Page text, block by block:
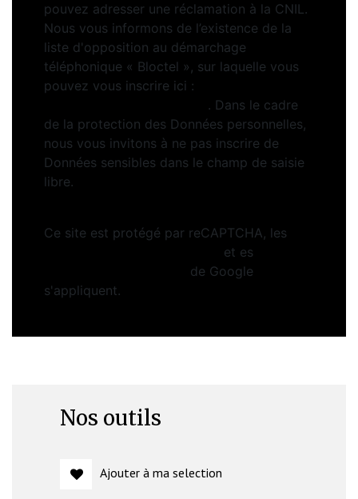
pouvez adresser une réclamation à la CNIL.
Nous vous informons de l’existence de la
liste d'opposition au démarchage
téléphonique « Bloctel », sur laquelle vous
pouvez vous inscrire ici :
. Dans le cadre
de la protection des Données personnelles,
nous vous invitons à ne pas inscrire de
Données sensibles dans le champ de saisie
libre.
Ce site est protégé par reCAPTCHA, les
et es
de Google
s'appliquent.
Nos outils
Ajouter à ma selection